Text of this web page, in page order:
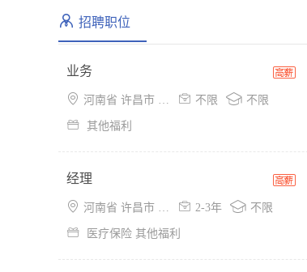
招聘职位
业务
 河南省 许昌市 魏都区  不限  不限
 其他福利
经理
 河南省 许昌市 魏都区  2-3年  不限
 医疗保险 其他福利